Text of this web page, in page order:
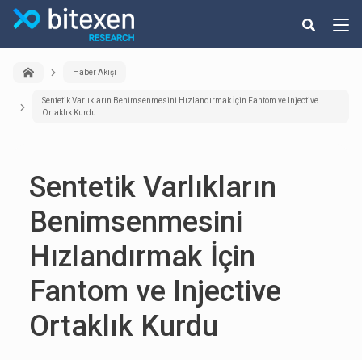
Haber Akışı
Sentetik Varlıkların Benimsenmesini Hızlandırmak İçin Fantom ve Injective
Ortaklık Kurdu
Sentetik Varlıkların
Benimsenmesini
Hızlandırmak İçin
Fantom ve Injective
Ortaklık Kurdu